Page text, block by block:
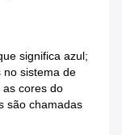
significa azul;
no sistema de
cores do
são chamadas